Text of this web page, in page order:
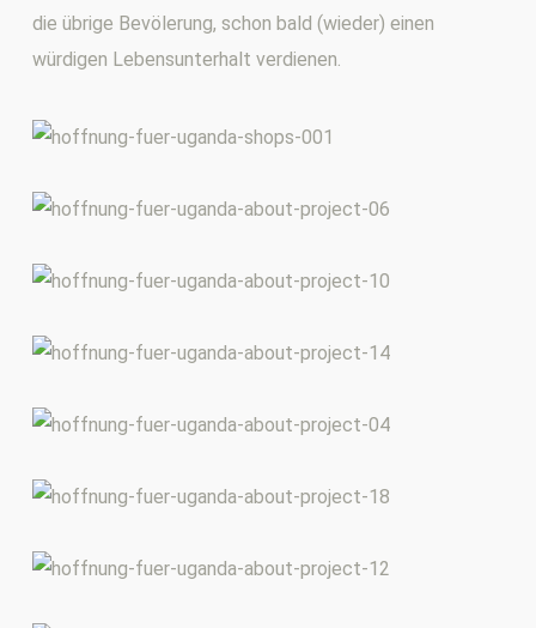
die übrige Bevölerung, schon bald (wieder) einen
würdigen Lebensunterhalt verdienen.